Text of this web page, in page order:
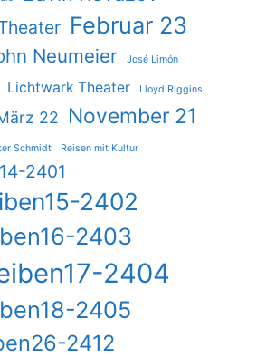
Februar 23
Neumeier José Limón
Lichtwark Theater Lloyd Riggins
22 November 21
Schmidt Reisen mit Kultur
2401
2402
2403
2404
2405
2412